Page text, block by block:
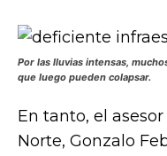
Por las lluvias intensas,
que luego pueden colapsar.
En tanto, el
Norte, Gonzalo